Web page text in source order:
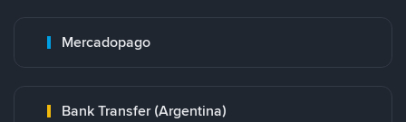
Mercadopago
Bank Transfer (Argentina)